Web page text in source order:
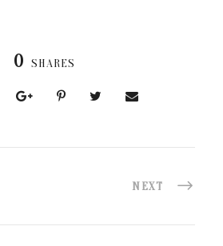
0 SHARES
NEXT